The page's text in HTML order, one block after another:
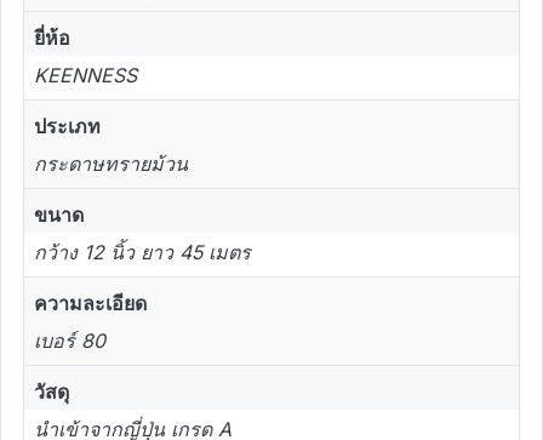
ยี่ห้อ
KEENNESS
ประเภท
กระดาษทรายม้วน
ขนาด
กว้าง 12 นิ้ว ยาว 45 เมตร
ความละเอียด
เบอร์ 80
วัสดุ
นำเข้าจากญี่ปุ่น เกรด A